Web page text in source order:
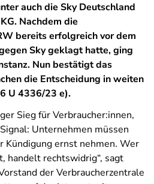
auch die Sky Deutschland
Nachdem die
bereits erfolgreich vor dem
Sky geklagt hatte, ging
Nun bestätigt das
die Entscheidung in weiten
U 4336/23 e).
Sieg für Verbraucher:innen,
Unternehmen müssen
Kündigung ernst nehmen. Wer
handelt rechtswidrig“, sagt
der Verbraucherzentrale